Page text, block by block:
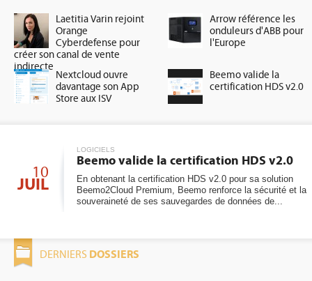
Laetitia Varin rejoint
Orange
Cyberdefense pour
créer son canal de vente
indirecte
Arrow référence les
onduleurs d'ABB pour
l'Europe
Nextcloud ouvre
davantage son App
Store aux ISV
Beemo valide la
certification HDS v2.0
10
JUIL
LOGICIELS
Beemo valide la certification HDS v2.0
En obtenant la certification HDS v2.0 pour sa solution
Beemo2Cloud Premium, Beemo renforce la sécurité et la
souveraineté de ses sauvegardes de données de...
DERNIERS DOSSIERS